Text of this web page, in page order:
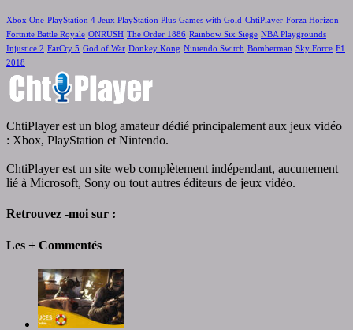
Xbox One PlayStation 4 Jeux PlayStation Plus Games with Gold ChtiPlayer Forza Horizon
Fortnite Battle Royale ONRUSH The Order 1886 Rainbow Six Siege NBA Playgrounds
Injustice 2 FarCry 5 God of War Donkey Kong Nintendo Switch Bomberman Sky Force F1
2018
ChtiPlayer est un blog amateur dédié principalement aux jeux vidéo
: Xbox, PlayStation et Nintendo.
ChtiPlayer est un site web complètement indépendant, aucunement
lié à Microsoft, Sony ou tout autres éditeurs de jeux vidéo.
Retrouvez -moi sur :
Les + Commentés